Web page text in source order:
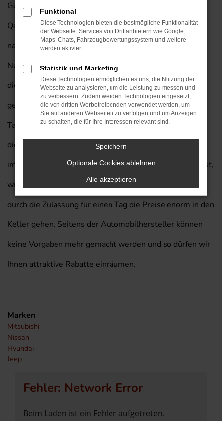
Geld sparen möchte, entscheidet sich für eine Nissan
Qashqai Tageszulassung mit exklusivem Lieferservice
nach Wiesbaden. Wir verkaufen Ihnen diese Form von
Neuwagen besonders gern, weil wir wissen, dass auf
diese Weise ein perfektes Preis-Leistungs-Verhältnis
geboten wird. Für Wiesbaden ist eine Nissan Qashqai
Tageszulassung allein schon aufgrund der Vielseitigkeit
dieses Fahrzeugs perfekt geeignet. Auch, wer nicht nur
im Stadtverkehr, sondern auch „über Land“ unterwegs ist,
wird das Modell zu schätzen wissen. Hinzu kommt, dass
durch die Zulassung für einen Tag die Preise enorm in den
Keller gehen. Seitens der Automobilhersteller können
keine Vorgaben mehr gemacht werden und so dürfen wir
Ihnen attraktive Rabatte einräumen.
Marken
Mitsubishi
Nissan
Hyundai
Jeep
Fehler: Network Error
Beim Laden ist ein Fehler aufgetreten.
Funktional
Diese Technologien bieten die bestmögliche Funktionalität
der Webseite. Services von Drittanbietern wie Google
Maps, Chats, Fahrzeugbewertungssystem und weitere
werden aktiviert.
Statistik und Marketing
Diese Technologien ermöglichen es uns, die Nutzung der
Webseite zu analysieren, um die Leistung zu messen und
zu verbessern. Zudem werden Technologien eingesetzt,
die von dritten Werbetreibenden verwendet werden, um
Sie auf anderen Webseiten zu verfolgen und um Anzeigen
zu schalten, die für Ihre Interessen relevant sind.
Speichern
Optionale Cookies ablehnen
Alle akzeptieren